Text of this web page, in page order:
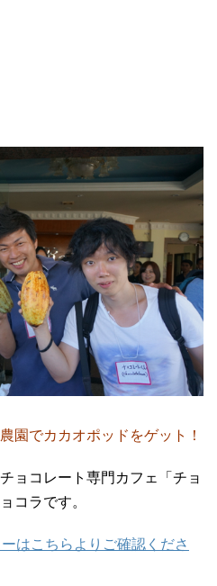
園でカカオポッドをゲット！
ョコレート専門カフェ「チョ
コラです。
はこちらよりご確認くださ